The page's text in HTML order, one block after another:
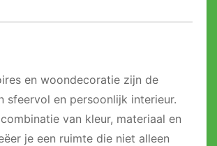
en woondecoratie zijn de
sfeervol en persoonlijk interieur.
van kleur, materiaal en
je een ruimte die niet alleen